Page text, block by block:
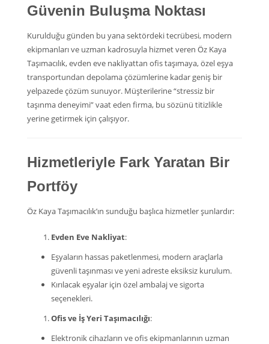
Güvenin Buluşma Noktası
Kurulduğu günden bu yana sektördeki tecrübesi, modern
ekipmanları ve uzman kadrosuyla hizmet veren Öz Kaya
Taşımacılık, evden eve nakliyattan ofis taşımaya, özel eşya
transportundan depolama çözümlerine kadar geniş bir
yelpazede çözüm sunuyor. Müşterilerine “stressiz bir
taşınma deneyimi” vaat eden firma, bu sözünü titizlikle
yerine getirmek için çalışıyor.
Hizmetleriyle Fark Yaratan Bir
Portföy
Öz Kaya Taşımacılık’ın sunduğu başlıca hizmetler şunlardır:
Evden Eve Nakliyat:
Eşyaların hassas paketlenmesi, modern araçlarla
güvenli taşınması ve yeni adreste eksiksiz kurulum.
Kırılacak eşyalar için özel ambalaj ve sigorta
seçenekleri.
Ofis ve İş Yeri Taşımacılığı:
Elektronik cihazların ve ofis ekipmanlarının uzman